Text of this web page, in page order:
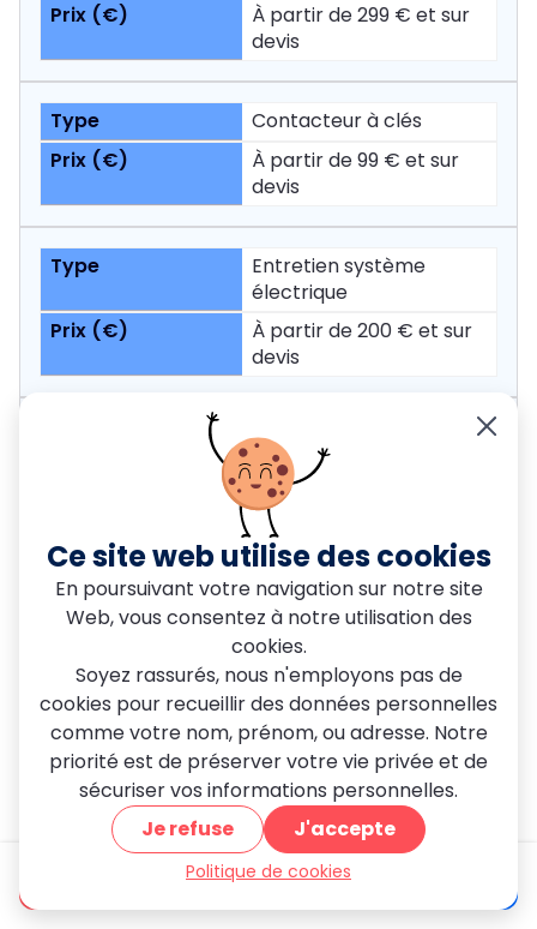
À partir de 299 € et sur
devis
Contacteur à clés
À partir de 99 € et sur
devis
Entretien système
électrique
À partir de 200 € et sur
devis
Remplacement moteur
À partir de 399 € et sur
devis
Réparation rideaux
métalliques
À partir de 150 € et sur
devis
motorisation rideau
métallique
À partir de 300€ et sur
devis
Devis gratuit
Ce site web utilise des cookies
En poursuivant votre navigation sur notre site
Web, vous consentez à notre utilisation des
cookies.
Soyez rassurés, nous n'employons pas de
cookies pour recueillir des données personnelles
comme votre nom, prénom, ou adresse. Notre
priorité est de préserver votre vie privée et de
sécuriser vos informations personnelles.
Je refuse
J'accepte
Politique de cookies